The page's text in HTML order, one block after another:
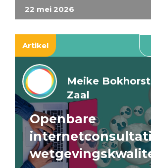
22 mei 2026
Artikel
Meike
Zaal
Openbare